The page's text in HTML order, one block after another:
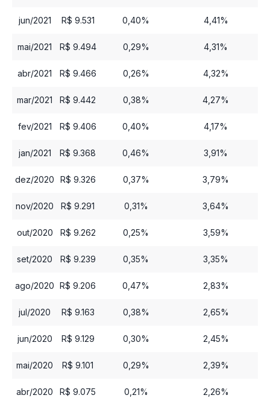
jun/2021 R$ 9.531 0,40% 4,41%
mai/2021 R$ 9.494 0,29% 4,31%
abr/2021 R$ 9.466 0,26% 4,32%
mar/2021 R$ 9.442 0,38% 4,27%
fev/2021 R$ 9.406 0,40% 4,17%
jan/2021 R$ 9.368 0,46% 3,91%
dez/2020 R$ 9.326 0,37% 3,79%
nov/2020 R$ 9.291 0,31% 3,64%
out/2020 R$ 9.262 0,25% 3,59%
set/2020 R$ 9.239 0,35% 3,35%
ago/2020 R$ 9.206 0,47% 2,83%
jul/2020 R$ 9.163 0,38% 2,65%
jun/2020 R$ 9.129 0,30% 2,45%
mai/2020 R$ 9.101 0,29% 2,39%
abr/2020 R$ 9.075 0,21% 2,26%